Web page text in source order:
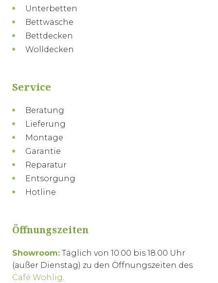
Unterbetten
Bettwäsche
Bettdecken
Wolldecken
Service
Beratung
Lieferung
Montage
Garantie
Reparatur
Entsorgung
Hotline
Öffnungszeiten
Showroom: Täglich von 10.00 bis 18.00 Uhr
(außer Dienstag) zu den Öffnungszeiten des
Café Wohlig